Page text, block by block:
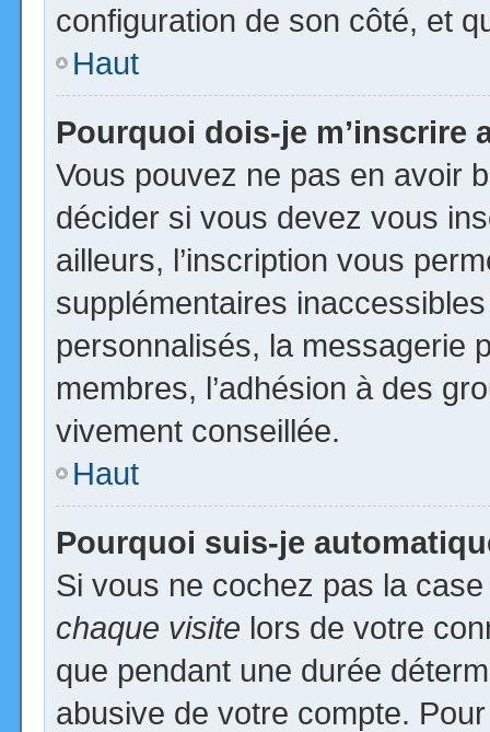
configuration de son côté, et
Haut
Pourquoi dois-je m’inscrire
Vous pouvez ne pas en avoir
décider si vous devez vous
ailleurs, l’inscription vous
supplémentaires
personnalisés, la messagerie
membres, l’adhésion à des
vivement conseillée.
Haut
Pourquoi suis-je
Si vous ne cochez pas la
chaque visite lors de votre
que pendant une durée
abusive de votre compte.